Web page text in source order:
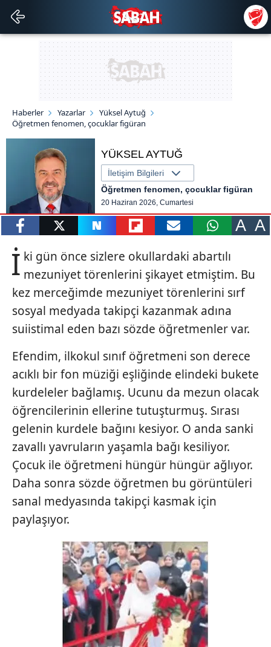
Haberler Yazarlar
Yüksel Aytuğ
Öğretmen fenomen, çocuklar figüran
YÜKSEL AYTUĞ
İletişim Bilgileri
Öğretmen fenomen, çocuklar figüran
20 Haziran 2026, Cumartesi
A A
İ ki gün önce sizlere okullardaki abartılı
mezuniyet törenlerini şikayet etmiştim. Bu
kez merceğimde mezuniyet törenlerini sırf
sosyal medyada takipçi kazanmak adına
suiistimal eden bazı sözde öğretmenler var.
Efendim, ilkokul sınıf öğretmeni son derece
acıklı bir fon müziği eşliğinde elindeki bukete
kurdeleler bağlamış. Ucunu da mezun olacak
öğrencilerinin ellerine tutuşturmuş. Sırası
gelenin kurdele bağını kesiyor. O anda sanki
zavallı yavruların yaşamla bağı kesiliyor.
Çocuk ile öğretmeni hüngür hüngür ağlıyor.
Daha sonra sözde öğretmen bu görüntüleri
sanal medyasında takipçi kasmak için
paylaşıyor.